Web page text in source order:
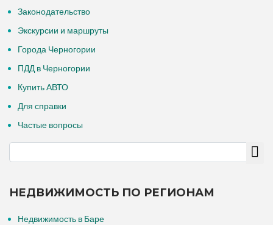
Законодательство
Экскурсии и маршруты
Города Черногории
ПДД в Черногории
Купить АВТО
Для справки
Частые вопросы
НЕДВИЖИМОСТЬ ПО РЕГИОНАМ
Недвижимость в Баре